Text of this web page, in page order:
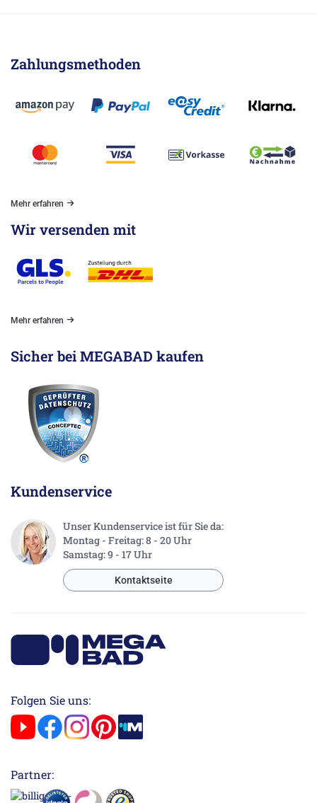
Zahlungsmethoden
Mehr erfahren
Wir versenden mit
Mehr erfahren
Sicher bei MEGABAD kaufen
Kundenservice
Unser Kundenservice ist für Sie da:
Montag - Freitag: 8 - 20 Uhr
Samstag: 9 - 17 Uhr
Kontaktseite
Folgen Sie uns:
Partner: